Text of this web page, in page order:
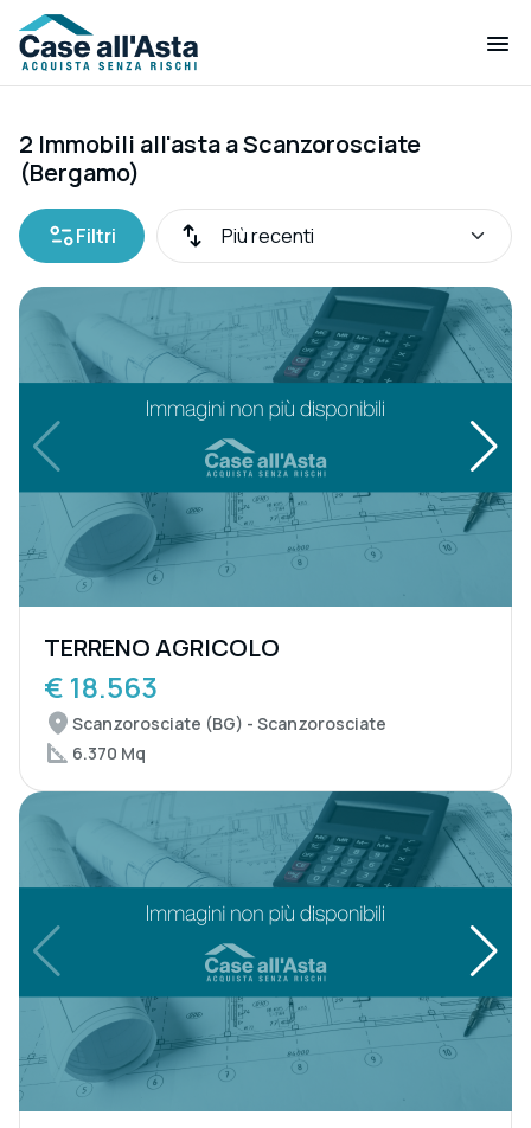
2 Immobili all'asta a Scanzorosciate
(Bergamo)
Filtri
TERRENO AGRICOLO
€ 18.563
Scanzorosciate (BG) - Scanzorosciate
6.370 Mq